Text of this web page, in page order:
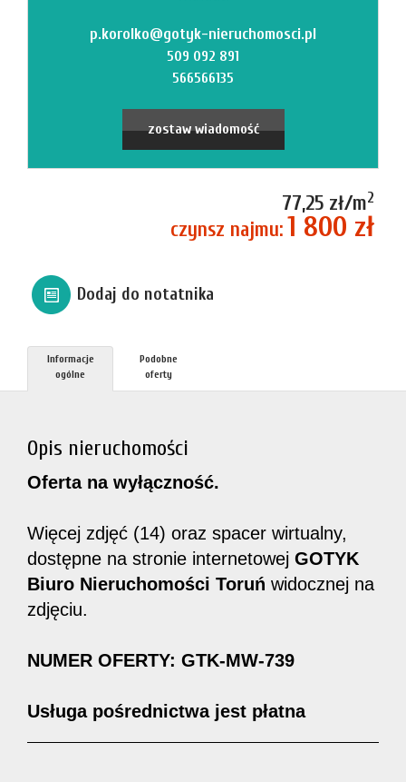
p.korolko@gotyk-nieruchomosci.pl
509 092 891
566566135
zostaw wiadomość
77,25 zł/m2
czynsz najmu:1 800 zł
Dodaj do notatnika
Informacje
ogólne
Podobne
oferty
Opis nieruchomości
Oferta na wyłączność.
Więcej zdjęć (14) oraz spacer wirtualny,
dostępne na stronie internetowej GOTYK
Biuro Nieruchomości Toruń widocznej na
zdjęciu.
NUMER OFERTY: GTK-MW-739
Usługa pośrednictwa jest płatna